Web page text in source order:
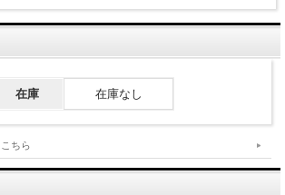
在庫 在庫なし
ちら